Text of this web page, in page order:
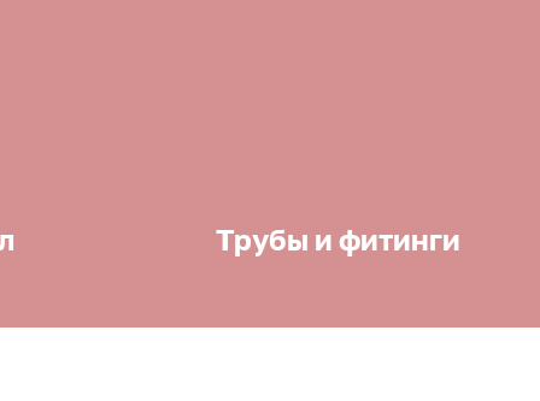
Трубы и фитинги